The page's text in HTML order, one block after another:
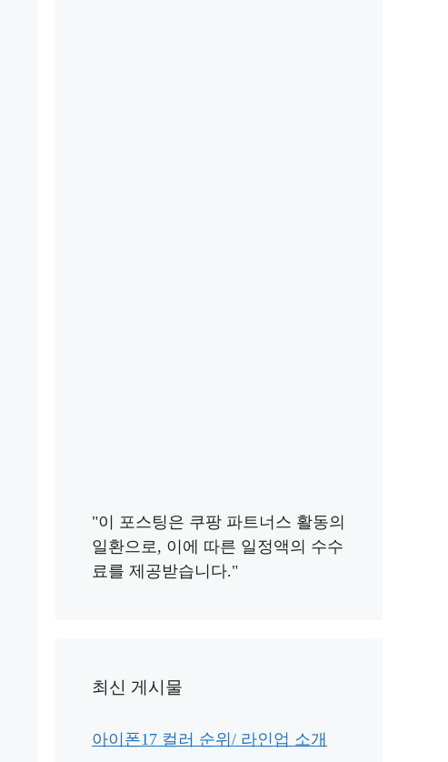
"이 포스팅은 쿠팡 파트너스 활동의
일환으로, 이에 따른 일정액의 수수
료를 제공받습니다."
최신 게시물
아이폰17 컬러 순위/ 라인업 소개